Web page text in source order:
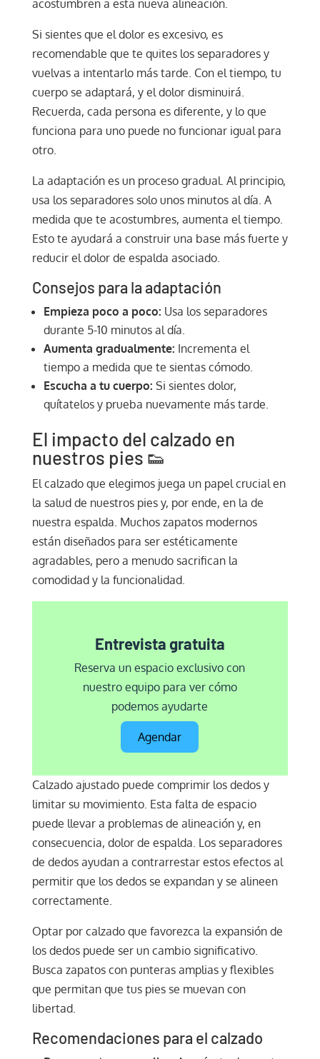
acostumbren a esta nueva alineación.
Si sientes que el dolor es excesivo, es
recomendable que te quites los separadores y
vuelvas a intentarlo más tarde. Con el tiempo, tu
cuerpo se adaptará, y el dolor disminuirá.
Recuerda, cada persona es diferente, y lo que
funciona para uno puede no funcionar igual para
otro.
La adaptación es un proceso gradual. Al principio,
usa los separadores solo unos minutos al día. A
medida que te acostumbres, aumenta el tiempo.
Esto te ayudará a construir una base más fuerte y
reducir el dolor de espalda asociado.
Consejos para la adaptación
Empieza poco a poco: Usa los separadores
durante 5-10 minutos al día.
Aumenta gradualmente: Incrementa el
tiempo a medida que te sientas cómodo.
Escucha a tu cuerpo: Si sientes dolor,
quítatelos y prueba nuevamente más tarde.
El impacto del calzado en
nuestros pies 👟
El calzado que elegimos juega un papel crucial en
la salud de nuestros pies y, por ende, en la de
nuestra espalda. Muchos zapatos modernos
están diseñados para ser estéticamente
agradables, pero a menudo sacrifican la
comodidad y la funcionalidad.
Entrevista gratuita
Reserva un espacio exclusivo con
nuestro equipo para ver cómo
podemos ayudarte
Agendar
Calzado ajustado puede comprimir los dedos y
limitar su movimiento. Esta falta de espacio
puede llevar a problemas de alineación y, en
consecuencia, dolor de espalda. Los separadores
de dedos ayudan a contrarrestar estos efectos al
permitir que los dedos se expandan y se alineen
correctamente.
Optar por calzado que favorezca la expansión de
los dedos puede ser un cambio significativo.
Busca zapatos con punteras amplias y flexibles
que permitan que tus pies se muevan con
libertad.
Recomendaciones para el calzado